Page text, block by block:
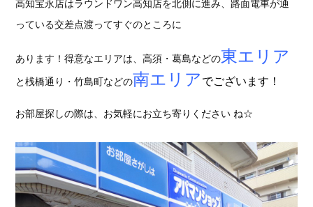
高知宝永店はラウンドワン高知店を北側に進み、路面電車が通
っている交差点渡ってすぐのところに
あります！得意なエリアは、高須・葛島などの東エリア
と桟橋通り・竹島町などの南エリア でございます！
お部屋探しの際は、お気軽にお立ち寄りください ね☆